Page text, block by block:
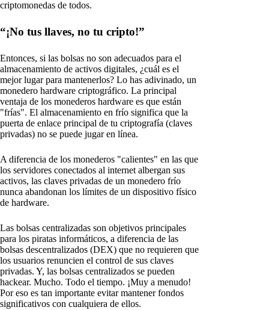
criptomonedas de todos.
“¡No tus llaves, no tu cripto!”
Entonces, si las bolsas no son adecuados para el
almacenamiento de activos digitales, ¿cuál es el
mejor lugar para mantenerlos? Lo has adivinado, un
monedero hardware criptográfico. La principal
ventaja de los monederos hardware es que están
"frías". El almacenamiento en frío significa que la
puerta de enlace principal de tu criptografía (claves
privadas) no se puede jugar en línea.
A diferencia de los monederos "calientes" en las que
los servidores conectados al internet albergan sus
activos, las claves privadas de un monedero frío
nunca abandonan los límites de un dispositivo físico
de hardware.
Las bolsas centralizadas son objetivos principales
para los piratas informáticos, a diferencia de las
bolsas descentralizados (DEX) que no requieren que
los usuarios renuncien el control de sus claves
privadas. Y, las bolsas centralizados se pueden
hackear. Mucho. Todo el tiempo. ¡Muy a menudo!
Por eso es tan importante evitar mantener fondos
significativos con cualquiera de ellos.